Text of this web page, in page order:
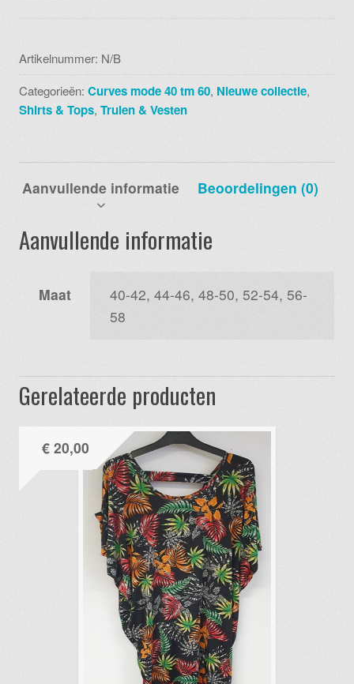
005617
aantal
Artikelnummer: N/B
Categorieën:Curves mode 40 tm 60, Nieuwe collectie,
Shirts & Tops,Truien & Vesten
Aanvullende informatie Beoordelingen (0)
Aanvullende informatie
Maat
40-42, 44-46, 48-50, 52-54, 56-
58
Gerelateerde producten
€20,00